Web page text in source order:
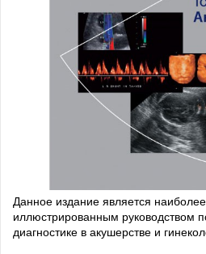
Данное издание является
иллюстрированным руководством
диагностике в акушерстве и